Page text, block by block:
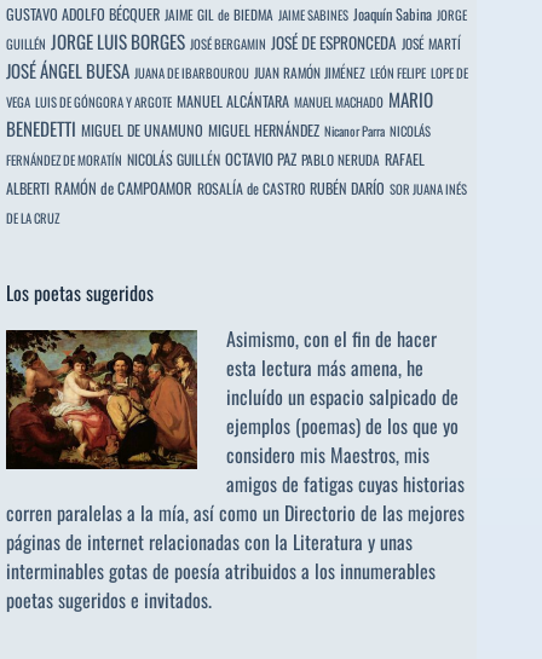
GUSTAVO ADOLFO BÉCQUER JAIME GIL de BIEDMA JAIME SABINES Joaquín Sabina JORGE
GUILLÉN JORGE LUIS BORGES JOSÉ BERGAMIN JOSÉ DE ESPRONCEDA JOSÉ MARTÍ
JOSÉ ÁNGEL BUESA JUANA DE IBARBOUROU JUAN RAMÓN JIMÉNEZ LEÓN FELIPE LOPE DE
VEGA LUIS DE GÓNGORA Y ARGOTE MANUEL ALCÁNTARA MANUEL MACHADO MARIO
BENEDETTI MIGUEL DE UNAMUNO MIGUEL HERNÁNDEZ Nicanor Parra NICOLÁS
FERNÁNDEZ DE MORATÍN NICOLÁS GUILLÉN OCTAVIO PAZ PABLO NERUDA RAFAEL
ALBERTI RAMÓN de CAMPOAMOR ROSALÍA de CASTRO RUBÉN DARÍO SOR JUANA INÉS
DE LA CRUZ
Los poetas sugeridos
Asimismo, con el fin de hacer
esta lectura más amena, he
incluído un espacio salpicado de
ejemplos (poemas) de los que yo
considero mis Maestros, mis
amigos de fatigas cuyas historias
corren paralelas a la mía, así como un Directorio de las mejores
páginas de internet relacionadas con la Literatura y unas
interminables gotas de poesía atribuidos a los innumerables
poetas sugeridose invitados.